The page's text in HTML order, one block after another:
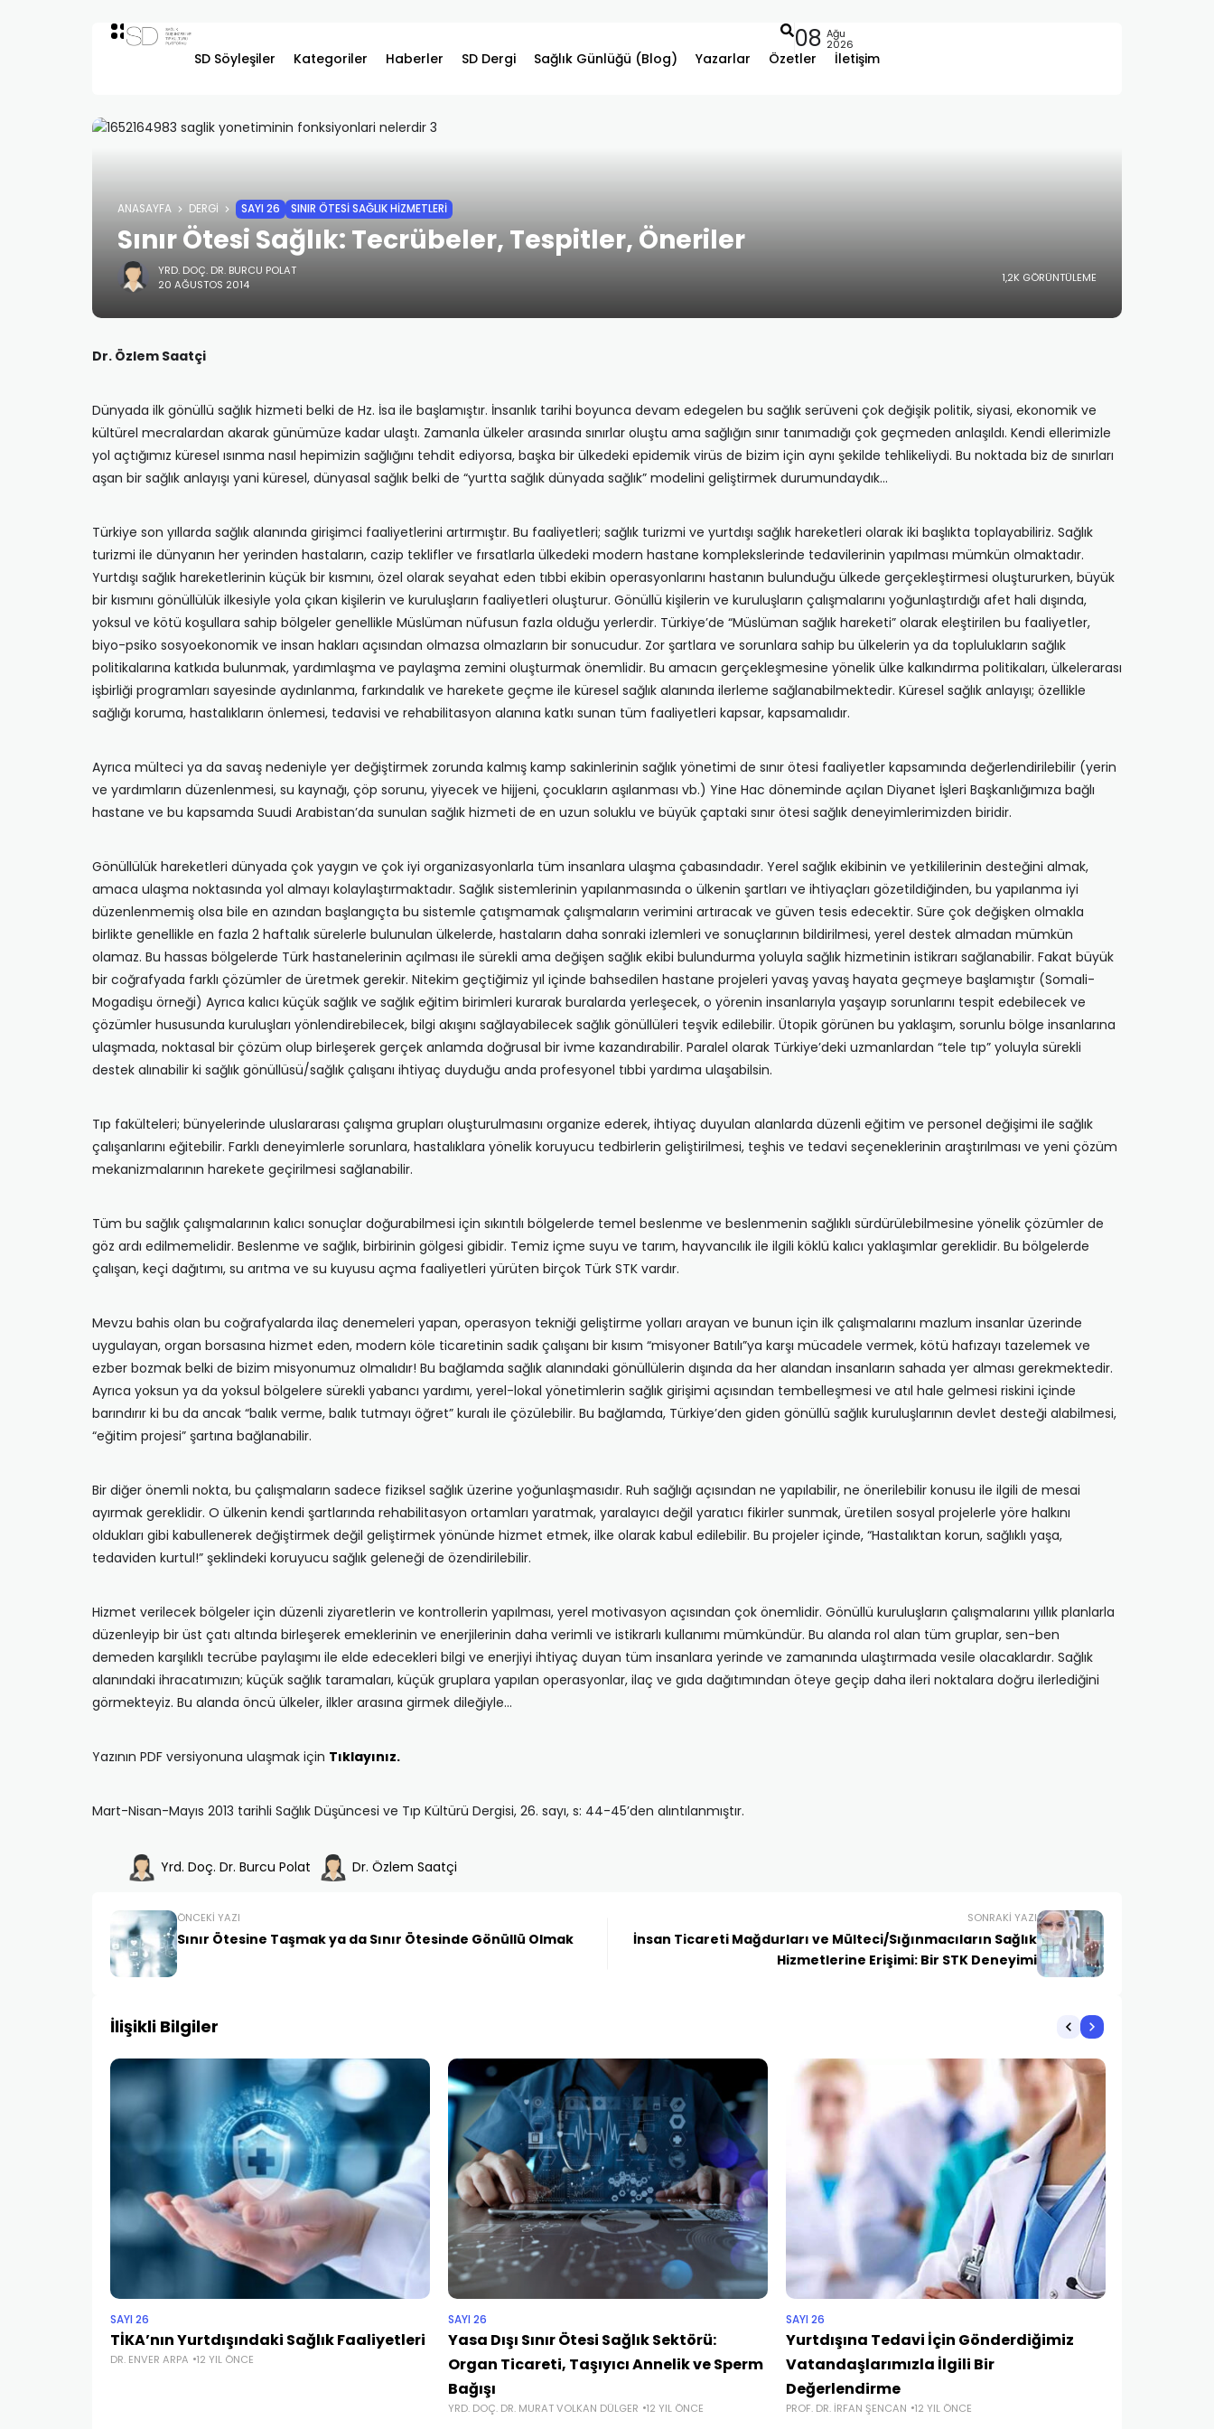
SD Söyleşiler Kategoriler Haberler SD Dergi Sağlık Günlüğü (Blog) Yazarlar Özetler İletişim
08 Ağu
2026
ANASAYFA DERGI SAYI 26 SINIR ÖTESİ SAĞLIK HİZMETLERİ
Sınır Ötesi Sağlık: Tecrübeler, Tespitler, Öneriler
YRD. DOÇ. DR. BURCU POLAT
20 AĞUSTOS 2014
1,2K GÖRÜNTÜLEME
Dr. Özlem Saatçi
Dünyada ilk gönüllü sağlık hizmeti belki de Hz. İsa ile başlamıştır. İnsanlık tarihi boyunca devam edegelen bu sağlık serüveni çok değişik politik, siyasi, ekonomik ve
kültürel mecralardan akarak günümüze kadar ulaştı. Zamanla ülkeler arasında sınırlar oluştu ama sağlığın sınır tanımadığı çok geçmeden anlaşıldı. Kendi ellerimizle
yol açtığımız küresel ısınma nasıl hepimizin sağlığını tehdit ediyorsa, başka bir ülkedeki epidemik virüs de bizim için aynı şekilde tehlikeliydi. Bu noktada biz de sınırları
aşan bir sağlık anlayışı yani küresel, dünyasal sağlık belki de “yurtta sağlık dünyada sağlık” modelini geliştirmek durumundaydık…
Türkiye son yıllarda sağlık alanında girişimci faaliyetlerini artırmıştır. Bu faaliyetleri; sağlık turizmi ve yurtdışı sağlık hareketleri olarak iki başlıkta toplayabiliriz. Sağlık
turizmi ile dünyanın her yerinden hastaların, cazip teklifler ve fırsatlarla ülkedeki modern hastane komplekslerinde tedavilerinin yapılması mümkün olmaktadır.
Yurtdışı sağlık hareketlerinin küçük bir kısmını, özel olarak seyahat eden tıbbi ekibin operasyonlarını hastanın bulunduğu ülkede gerçekleştirmesi oluştururken, büyük
bir kısmını gönüllülük ilkesiyle yola çıkan kişilerin ve kuruluşların faaliyetleri oluşturur. Gönüllü kişilerin ve kuruluşların çalışmalarını yoğunlaştırdığı afet hali dışında,
yoksul ve kötü koşullara sahip bölgeler genellikle Müslüman nüfusun fazla olduğu yerlerdir. Türkiye’de “Müslüman sağlık hareketi” olarak eleştirilen bu faaliyetler,
biyo-psiko sosyoekonomik ve insan hakları açısından olmazsa olmazların bir sonucudur. Zor şartlara ve sorunlara sahip bu ülkelerin ya da toplulukların sağlık
politikalarına katkıda bulunmak, yardımlaşma ve paylaşma zemini oluşturmak önemlidir. Bu amacın gerçekleşmesine yönelik ülke kalkındırma politikaları, ülkelerarası
işbirliği programları sayesinde aydınlanma, farkındalık ve harekete geçme ile küresel sağlık alanında ilerleme sağlanabilmektedir. Küresel sağlık anlayışı; özellikle
sağlığı koruma, hastalıkların önlemesi, tedavisi ve rehabilitasyon alanına katkı sunan tüm faaliyetleri kapsar, kapsamalıdır.
Ayrıca mülteci ya da savaş nedeniyle yer değiştirmek zorunda kalmış kamp sakinlerinin sağlık yönetimi de sınır ötesi faaliyetler kapsamında değerlendirilebilir (yerin
ve yardımların düzenlenmesi, su kaynağı, çöp sorunu, yiyecek ve hijjeni, çocukların aşılanması vb.) Yine Hac döneminde açılan Diyanet İşleri Başkanlığımıza bağlı
hastane ve bu kapsamda Suudi Arabistan’da sunulan sağlık hizmeti de en uzun soluklu ve büyük çaptaki sınır ötesi sağlık deneyimlerimizden biridir.
Gönüllülük hareketleri dünyada çok yaygın ve çok iyi organizasyonlarla tüm insanlara ulaşma çabasındadır. Yerel sağlık ekibinin ve yetkililerinin desteğini almak,
amaca ulaşma noktasında yol almayı kolaylaştırmaktadır. Sağlık sistemlerinin yapılanmasında o ülkenin şartları ve ihtiyaçları gözetildiğinden, bu yapılanma iyi
düzenlenmemiş olsa bile en azından başlangıçta bu sistemle çatışmamak çalışmaların verimini artıracak ve güven tesis edecektir. Süre çok değişken olmakla
birlikte genellikle en fazla 2 haftalık sürelerle bulunulan ülkelerde, hastaların daha sonraki izlemleri ve sonuçlarının bildirilmesi, yerel destek almadan mümkün
olamaz. Bu hassas bölgelerde Türk hastanelerinin açılması ile sürekli ama değişen sağlık ekibi bulundurma yoluyla sağlık hizmetinin istikrarı sağlanabilir. Fakat büyük
bir coğrafyada farklı çözümler de üretmek gerekir. Nitekim geçtiğimiz yıl içinde bahsedilen hastane projeleri yavaş yavaş hayata geçmeye başlamıştır (Somali-
Mogadişu örneği) Ayrıca kalıcı küçük sağlık ve sağlık eğitim birimleri kurarak buralarda yerleşecek, o yörenin insanlarıyla yaşayıp sorunlarını tespit edebilecek ve
çözümler hususunda kuruluşları yönlendirebilecek, bilgi akışını sağlayabilecek sağlık gönüllüleri teşvik edilebilir. Ütopik görünen bu yaklaşım, sorunlu bölge insanlarına
ulaşmada, noktasal bir çözüm olup birleşerek gerçek anlamda doğrusal bir ivme kazandırabilir. Paralel olarak Türkiye’deki uzmanlardan “tele tıp” yoluyla sürekli
destek alınabilir ki sağlık gönüllüsü/sağlık çalışanı ihtiyaç duyduğu anda profesyonel tıbbi yardıma ulaşabilsin.
Tıp fakülteleri; bünyelerinde uluslararası çalışma grupları oluşturulmasını organize ederek, ihtiyaç duyulan alanlarda düzenli eğitim ve personel değişimi ile sağlık
çalışanlarını eğitebilir. Farklı deneyimlerle sorunlara, hastalıklara yönelik koruyucu tedbirlerin geliştirilmesi, teşhis ve tedavi seçeneklerinin araştırılması ve yeni çözüm
mekanizmalarının harekete geçirilmesi sağlanabilir.
Tüm bu sağlık çalışmalarının kalıcı sonuçlar doğurabilmesi için sıkıntılı bölgelerde temel beslenme ve beslenmenin sağlıklı sürdürülebilmesine yönelik çözümler de
göz ardı edilmemelidir. Beslenme ve sağlık, birbirinin gölgesi gibidir. Temiz içme suyu ve tarım, hayvancılık ile ilgili köklü kalıcı yaklaşımlar gereklidir. Bu bölgelerde
çalışan, keçi dağıtımı, su arıtma ve su kuyusu açma faaliyetleri yürüten birçok Türk STK vardır.
Mevzu bahis olan bu coğrafyalarda ilaç denemeleri yapan, operasyon tekniği geliştirme yolları arayan ve bunun için ilk çalışmalarını mazlum insanlar üzerinde
uygulayan, organ borsasına hizmet eden, modern köle ticaretinin sadık çalışanı bir kısım “misyoner Batılı”ya karşı mücadele vermek, kötü hafızayı tazelemek ve
ezber bozmak belki de bizim misyonumuz olmalıdır! Bu bağlamda sağlık alanındaki gönüllülerin dışında da her alandan insanların sahada yer alması gerekmektedir.
Ayrıca yoksun ya da yoksul bölgelere sürekli yabancı yardımı, yerel-lokal yönetimlerin sağlık girişimi açısından tembelleşmesi ve atıl hale gelmesi riskini içinde
barındırır ki bu da ancak “balık verme, balık tutmayı öğret” kuralı ile çözülebilir. Bu bağlamda, Türkiye’den giden gönüllü sağlık kuruluşlarının devlet desteği alabilmesi,
“eğitim projesi” şartına bağlanabilir.
Bir diğer önemli nokta, bu çalışmaların sadece fiziksel sağlık üzerine yoğunlaşmasıdır. Ruh sağlığı açısından ne yapılabilir, ne önerilebilir konusu ile ilgili de mesai
ayırmak gereklidir. O ülkenin kendi şartlarında rehabilitasyon ortamları yaratmak, yaralayıcı değil yaratıcı fikirler sunmak, üretilen sosyal projelerle yöre halkını
oldukları gibi kabullenerek değiştirmek değil geliştirmek yönünde hizmet etmek, ilke olarak kabul edilebilir. Bu projeler içinde, “Hastalıktan korun, sağlıklı yaşa,
tedaviden kurtul!” şeklindeki koruyucu sağlık geleneği de özendirilebilir.
Hizmet verilecek bölgeler için düzenli ziyaretlerin ve kontrollerin yapılması, yerel motivasyon açısından çok önemlidir. Gönüllü kuruluşların çalışmalarını yıllık planlarla
düzenleyip bir üst çatı altında birleşerek emeklerinin ve enerjilerinin daha verimli ve istikrarlı kullanımı mümkündür. Bu alanda rol alan tüm gruplar, sen-ben
demeden karşılıklı tecrübe paylaşımı ile elde edecekleri bilgi ve enerjiyi ihtiyaç duyan tüm insanlara yerinde ve zamanında ulaştırmada vesile olacaklardır. Sağlık
alanındaki ihracatımızın; küçük sağlık taramaları, küçük gruplara yapılan operasyonlar, ilaç ve gıda dağıtımından öteye geçip daha ileri noktalara doğru ilerlediğini
görmekteyiz. Bu alanda öncü ülkeler, ilkler arasına girmek dileğiyle…
Yazının PDF versiyonuna ulaşmak için Tıklayınız.
Mart-Nisan-Mayıs 2013 tarihli Sağlık Düşüncesi ve Tıp Kültürü Dergisi, 26. sayı, s: 44-45’den alıntılanmıştır.
Yrd. Doç. Dr. Burcu Polat Dr. Özlem Saatçi
ÖNCEKI YAZI
Sınır Ötesine Taşmak ya da Sınır Ötesinde Gönüllü Olmak
SONRAKI YAZI
İnsan Ticareti Mağdurları ve Mülteci/Sığınmacıların Sağlık
Hizmetlerine Erişimi: Bir STK Deneyimi
İlişikli Bilgiler
SAYI 26
TİKA’nın Yurtdışındaki Sağlık Faaliyetleri
DR. ENVER ARPA 12 YIL ÖNCE
SAYI 26
Yasa Dışı Sınır Ötesi Sağlık Sektörü:
Organ Ticareti, Taşıyıcı Annelik ve Sperm
Bağışı
YRD. DOÇ. DR. MURAT VOLKAN DÜLGER 12 YIL ÖNCE
SAYI 26
Yurtdışına Tedavi İçin Gönderdiğimiz
Vatandaşlarımızla İlgili Bir
Değerlendirme
PROF. DR. İRFAN ŞENCAN 12 YIL ÖNCE